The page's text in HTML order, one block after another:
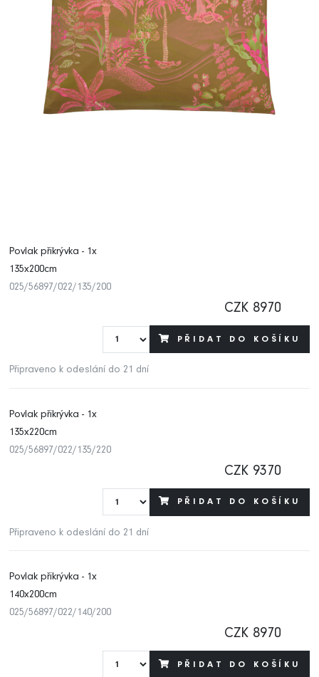
Povlak přikrývka - 1x
135x200cm
025/56897/022/135/200
CZK 8970
PŘIDAT DO KOŠÍKU
Připraveno k odeslání do 21 dní
Povlak přikrývka - 1x
135x220cm
025/56897/022/135/220
CZK 9370
PŘIDAT DO KOŠÍKU
Připraveno k odeslání do 21 dní
Povlak přikrývka - 1x
140x200cm
025/56897/022/140/200
CZK 8970
PŘIDAT DO KOŠÍKU